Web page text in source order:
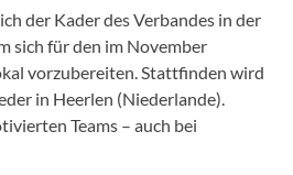
der Kader des Verbandes in der
sich für den im November
vorzubereiten. Stattfinden wird
in Heerlen (Niederlande).
Teams – auch bei